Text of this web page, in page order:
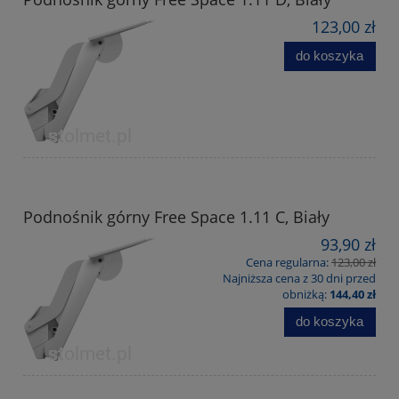
123,00 zł
do koszyka
Podnośnik górny Free Space 1.11 C, Biały
93,90 zł
Cena regularna:123,00 zł
Najniższa cena z 30 dni przed
obniżką: 144,40 zł
do koszyka